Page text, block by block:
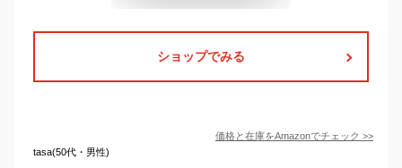
ショップでみる
価格と在庫をAmazonでチェック >>
tasa(50代・男性)